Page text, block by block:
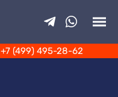
+7 (499) 495-28-62